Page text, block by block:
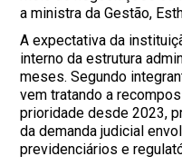
a ministra da Gestão,
A expectativa da
interno da estrutura
meses. Segundo
vem tratando a
prioridade desde 2023,
da demanda judicial
previdenciários e